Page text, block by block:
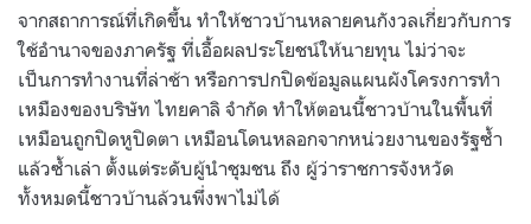
จากสถาการณ์ที่เกิดขึ้น ทำให้ชาวบ้านหลายคนกังวลเกี่ยวกับการ
ใช้อำนาจของภาครัฐ ที่เอื้อผลประโยชน์ให้นายทุน ไม่ว่าจะ
เป็นการทำงานที่ล่าช้า หรือการปกปิดข้อมูลแผนผังโครงการทำ
เหมืองของบริษัท ไทยคาลิ จำกัด ทำให้ตอนนี้ชาวบ้านในพื้นที่
เหมือนถูกปิดหูปิดตา เหมือนโดนหลอกจากหน่วยงานของรัฐซ้ำ
แล้วซ้ำเล่า ตั้งแต่ระดับผู้นำชุมชน ถึง ผู้ว่าราชการจังหวัด
ทั้งหมดนี้ชาวบ้านล้วนพึ่งพาไม่ได้